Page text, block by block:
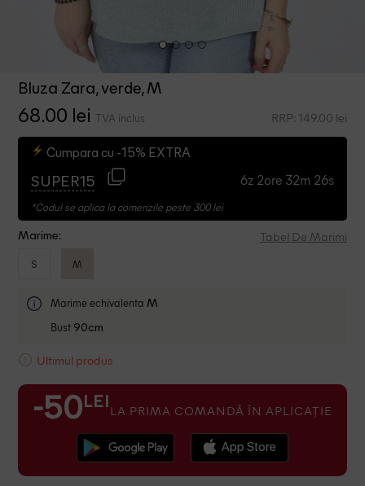
Bluza Zara, verde, M
68.00 lei TVA inclus RRP: 149.00 lei
Cumpara cu -15% EXTRA
SUPER15 6z 2ore 32m 25s
*Codul se aplica la comenzile peste 300 lei
Marime: Tabel De Marimi
S M
Marime echivalenta M
Bust 90cm
Ultimul produs
-50 LEI LA PRIMA COMANDĂ ÎN APLICAȚIE